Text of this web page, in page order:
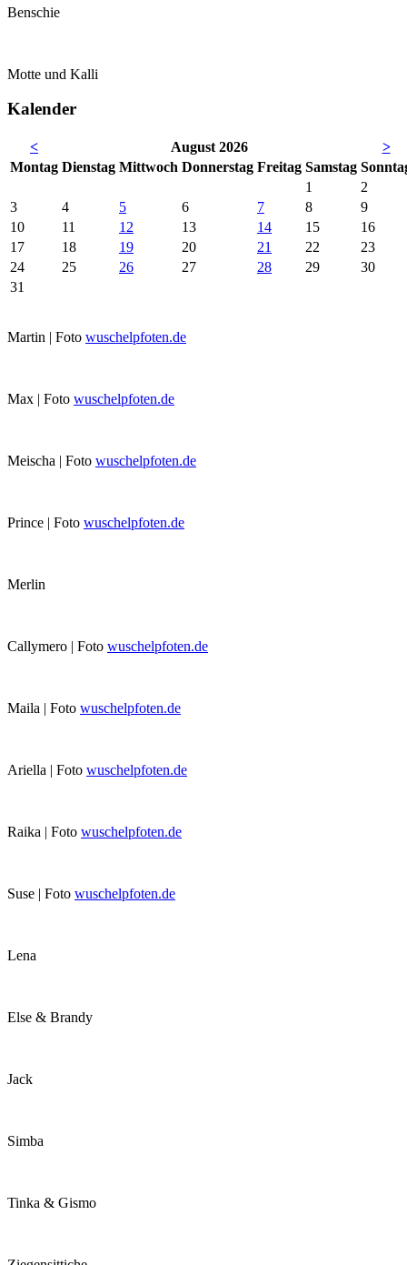
Benschie
Motte und Kalli
Kalender
< August 2026
>
Montag Dienstag Mittwoch Donnerstag Freitag Samstag So
1
2
3
4 5 6 7 8
9
10
11 12 13 14 15
16
17
18 19 20 21 22
23
24
25 26 27 28 29
30
31
Martin | Foto wuschelpfoten.de
Max | Foto wuschelpfoten.de
Meischa | Foto wuschelpfoten.de
Prince | Foto wuschelpfoten.de
Merlin
Callymero | Foto wuschelpfoten.de
Maila | Foto wuschelpfoten.de
Ariella | Foto wuschelpfoten.de
Raika | Foto wuschelpfoten.de
Suse | Foto wuschelpfoten.de
Lena
Else & Brandy
Jack
Simba
Tinka & Gismo